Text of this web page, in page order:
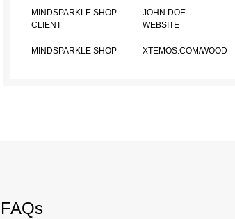
MINDSPARKLE SHOP
JOHN DOE
CLIENT
MINDSPARKLE SHOP
WEBSITE
XTEMOS.COM/WOOD
FAQs